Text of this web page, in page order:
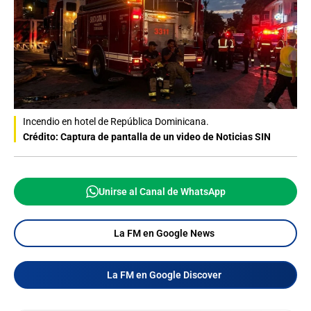
Incendio en hotel de República Dominicana.
Crédito: Captura de pantalla de un video de Noticias SIN
Unirse al Canal de WhatsApp
La FM en Google News
La FM en Google Discover